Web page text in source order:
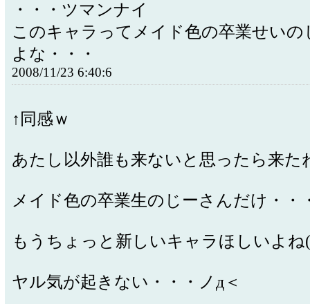
・・・ツマンナイ
このキャラってメイド色の卒業せいの
よな・・・
2008/11/23 6:40:6
↑同感ｗ
あたし以外誰も来ないと思ったら来た
メイド色の卒業生のじーさんだけ・・
もうちょっと新しいキャラほしいよね
ヤル気が起きない・・・ノд＜